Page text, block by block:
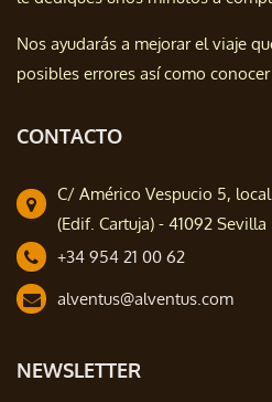
Nos ayudarás a mejorar el viaje
posibles errores así como
CONTACTO
C/ Américo Vespucio 5,
(Edif. Cartuja) - 41092 Sevilla
+34 954 21 00 62
alventus@alventus.com
NEWSLETTER